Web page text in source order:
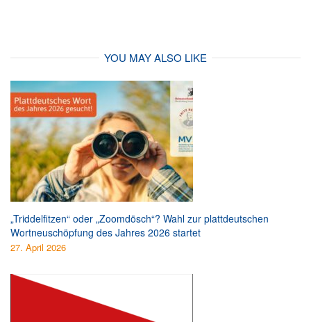
YOU MAY ALSO LIKE
„Triddelfitzen“ oder „Zoomdösch“? Wahl zur plattdeutschen
Wortneuschöpfung des Jahres 2026 startet
27. April 2026